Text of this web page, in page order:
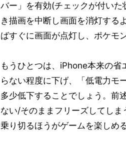
バー」を有効(チェックが付い
き描画を中断し画面を消灯する
ばすぐに画面が点灯し、ポケモ
もうひとつは、iPhone本来の
らない程度に下げ、「低電力モ
多少低下することでしょう。前
ない/そのままフリーズしてし
乗り切るほうがゲームを楽しめ